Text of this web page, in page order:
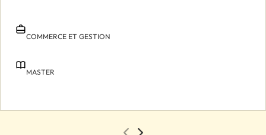
COMMERCE ET GESTION
MASTER